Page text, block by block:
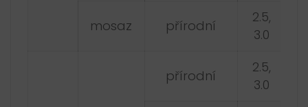
mosaz přírodní
2.5,
3.0
přírodní
2.5,
3.0